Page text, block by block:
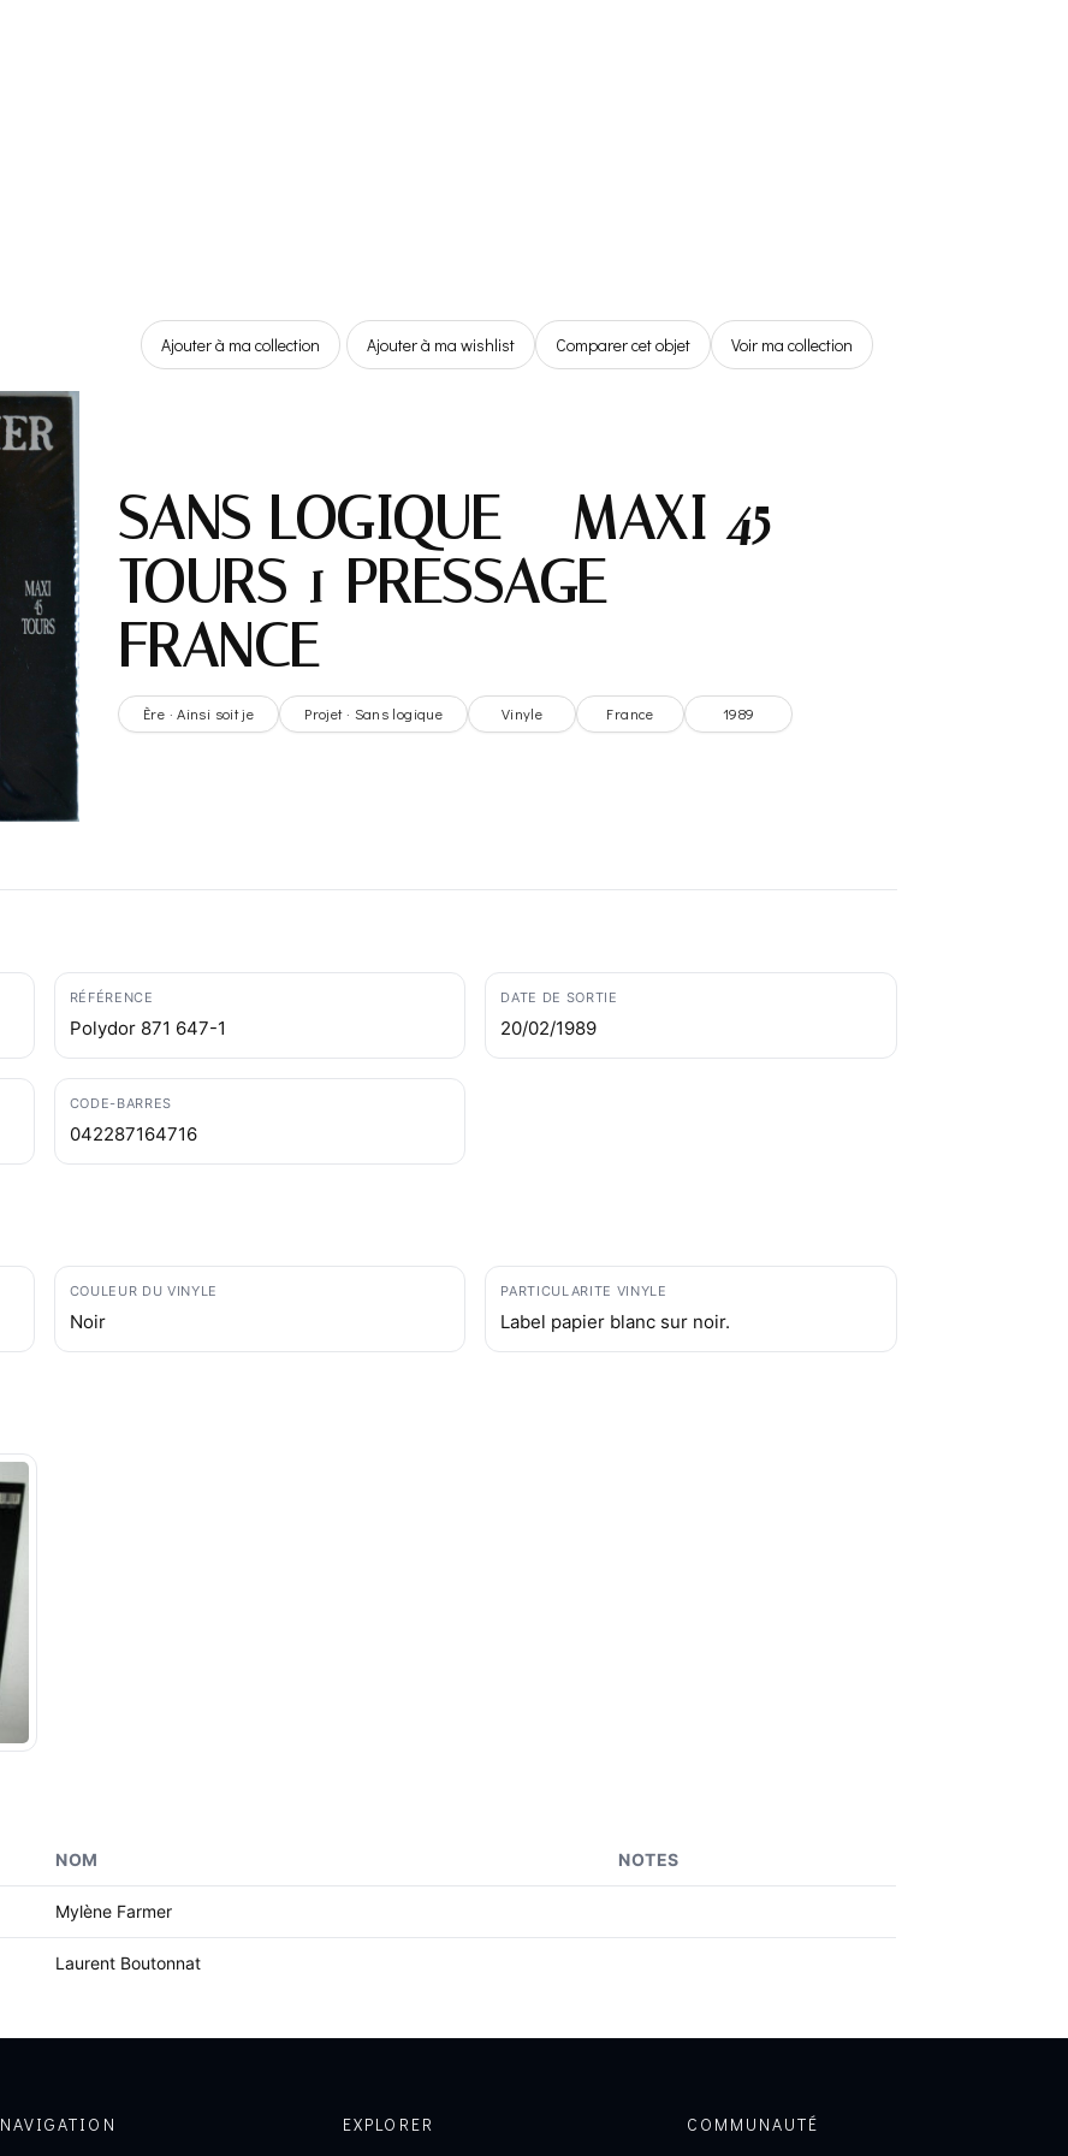
Ajouter à ma collection Ajouter à ma wishlist Comparer cet objet Voir ma collection
SANS LOGIQUE – MAXI 45
TOURS 1 PRESSAGE –
FRANCE
Ère · Ainsi soit je Projet · Sans logique Vinyle France 1989
RÉFÉRENCE
Polydor 871 647-1
DATE DE SORTIE
20/02/1989
CODE-BARRES
042287164716
COULEUR DU VINYLE
Noir
PARTICULARITE VINYLE
Label papier blanc sur noir.
NOM NOTES
Mylène Farmer
Laurent Boutonnat
NAVIGATION EXPLORER COMMUNAUTÉ